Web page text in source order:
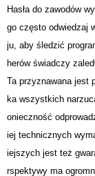
Hasła do zawodów
go często odwiedzaj
ju, aby śledzić
herów świadczy
Ta przyznawana jest
ka wszystkich
onieczność
iej technicznych
iejszych jest też
rspektywy ma